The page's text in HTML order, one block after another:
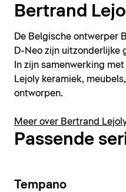
Bertrand
De Belgische ontwerper
D-Neo zijn uitzonderlijke
In zijn samenwerking
Lejoly keramiek,
ontworpen.
Meer over Bertrand
Passende
Tempano